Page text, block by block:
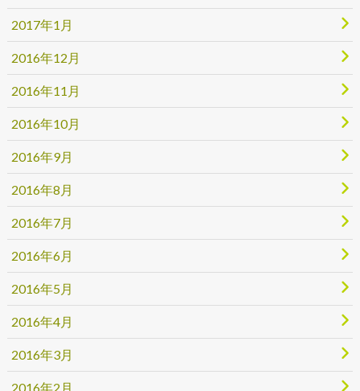
2017年1月
2016年12月
2016年11月
2016年10月
2016年9月
2016年8月
2016年7月
2016年6月
2016年5月
2016年4月
2016年3月
2016年2月